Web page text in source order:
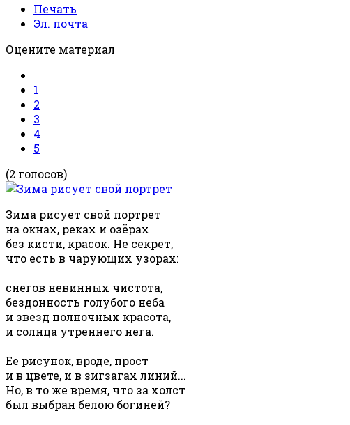
Печать
Эл. почта
Оцените материал
1
2
3
4
5
(2 голосов)
Зима рисует свой портрет
на окнах, реках и озёрах
без кисти, красок. Не секрет,
что есть в чарующих узорах:
снегов невинных чистота,
бездонность голубого неба
и звезд полночных красота,
и солнца утреннего нега.
Ее рисунок, вроде, прост
и в цвете, и в зигзагах линий...
Но, в то же время, что за холст
был выбран белою богиней?